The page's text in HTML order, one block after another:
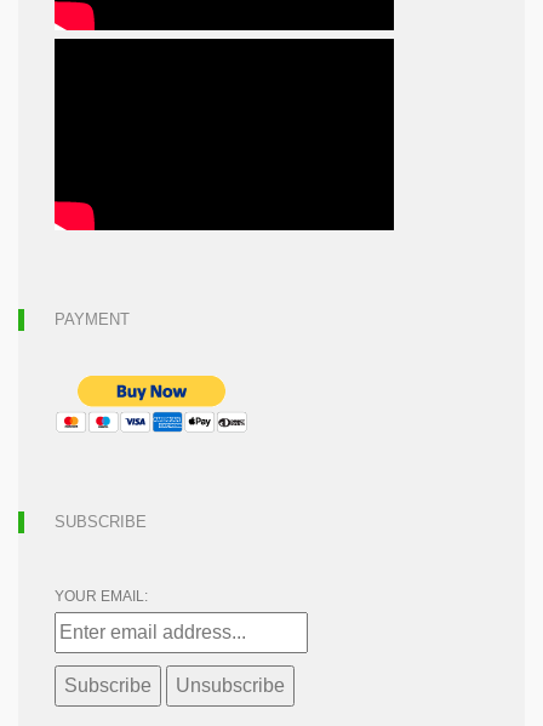
PAYMENT
SUBSCRIBE
YOUR EMAIL: